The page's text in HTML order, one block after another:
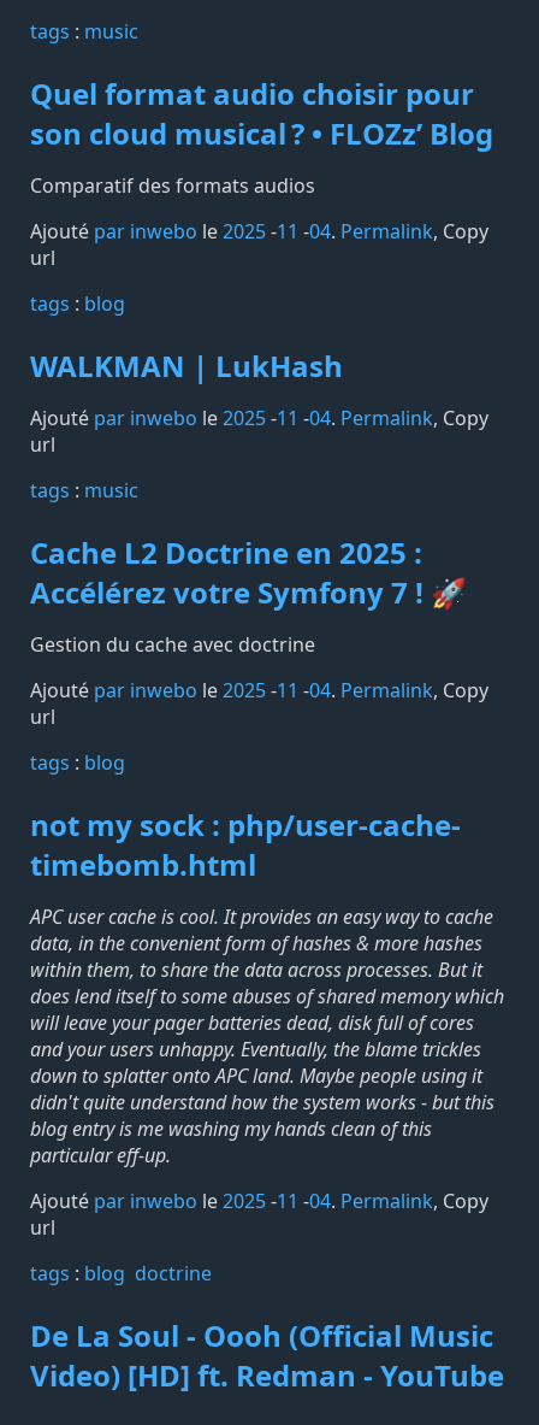
tags️ : music
Quel format audio choisir pour
son cloud musical ? • FLOZzʼ Blog
Comparatif des formats audios
Ajouté par inwebo le2025-11 -04. Permalink, Copy
url
tags️ : blog
WALKMAN | LukHash
Ajouté par inwebo le2025-11 -04. Permalink, Copy
url
tags️ : music
Cache L2 Doctrine en 2025 :
Accélérez votre Symfony 7 ! 🚀
Gestion du cache avec doctrine
Ajouté par inwebo le2025-11 -04. Permalink, Copy
url
tags️ : blog
not my sock : php/user-cache-
timebomb.html
APC user cache is cool. It provides an easy way to cache
data, in the convenient form of hashes & more hashes
within them, to share the data across processes. But it
does lend itself to some abuses of shared memory which
will leave your pager batteries dead, disk full of cores
and your users unhappy. Eventually, the blame trickles
down to splatter onto APC land. Maybe people using it
didn't quite understand how the system works - but this
blog entry is me washing my hands clean of this
particular eff-up.
Ajouté par inwebo le2025-11 -04. Permalink, Copy
url
tags️ : blog doctrine
De La Soul - Oooh (Official Music
Video) [HD] ft. Redman - YouTube